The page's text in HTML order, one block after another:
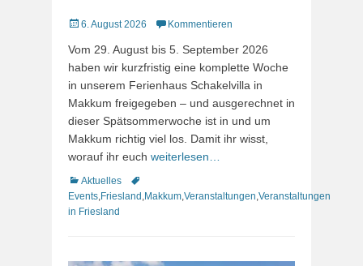
Veröffentlicht
6. August 2026 Kommentieren
Vom 29. August bis 5. September 2026
haben wir kurzfristig eine komplette Woche
in unserem Ferienhaus Schakelvilla in
Makkum freigegeben – und ausgerechnet in
dieser Spätsommerwoche ist in und um
Makkum richtig viel los. Damit ihr wisst,
worauf ihr euch weiterlesen…
Kategorien
Aktuelles
Schlagworte
Events Friesland Makkum Veranstaltungen Veranstaltungen
in Friesland